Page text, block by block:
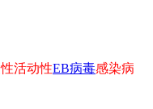
活动性EB病毒感染病